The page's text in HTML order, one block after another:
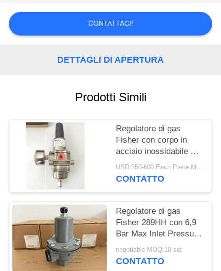
CHIEDI UN
PREVENTIVO
INFORMATIVA
SULLA
PRIVACY
CONTATTACI!
DETTAGLI DI APERTURA
Prodotti Simili
Regolatore di gas
Fisher con corpo in
acciaio inossidabile e
pressione di entrata di
250 psi per applicazioni
USD 550-600 Each Piece MOQ:10sets
CONTATTO
Regolatore di gas
Fisher 289HH con 6,9
Bar Max Inlet Pressure
45-75psi Spring Range
e Nitrile Diaphragm
negotiable MOQ:10 set
CONTATTO